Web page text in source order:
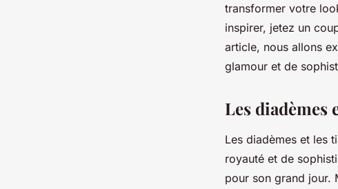
transformer votre
inspirer, jetez un
article, nous allons
glamour et de
Les diadèmes
Les diadèmes et les
royauté et de
pour son grand jour.